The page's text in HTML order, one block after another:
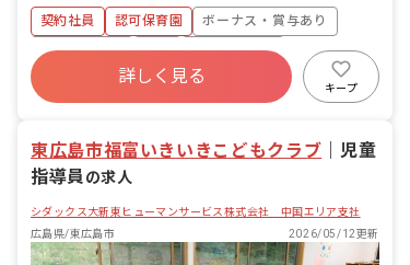
ど ・その他保育業務に付随すること（生
活支援全般） ■園庭有無：あり
契約社員 認可保育園
ボーナス・賞与あり
社会保険完備
有給
福利厚生充実
残業少なめ
産休育休制度
詳しく見る
キープ
東広島市福富いきいきこどもクラブ
児童
指導員の求人
シダックス大新東ヒューマンサービス株式会社 中国エリア支社
広島県/東広島市
2026/05/12更新